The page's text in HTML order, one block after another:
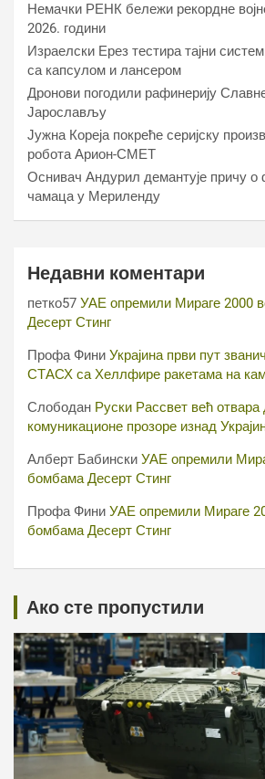
Немачки РЕНК бележи рекордне
2026. години
Израелски Ерез тестира тајни
са капсулом и лансером
Дронови погодили рафинерију
Јарослављу
Јужна Кореја покреће серијску
робота Арион-СМЕТ
Оснивач Андурил демантује причу о
чамаца у Мериленду
Недавни коментари
петко57 УАЕ опремили Мираге 2000
Десерт Стинг
Профа Фини Украјина први пут
СТАСХ са Хеллфире ракетама на
Слободан Руски Рассвет већ отвара
комуникационе прозоре изнад
Алберт Бабински УАЕ опремили
бомбама Десерт Стинг
Профа Фини УАЕ опремили Мираге
бомбама Десерт Стинг
Ако сте пропустили